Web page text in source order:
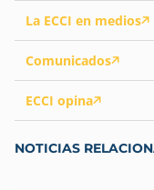
La ECCI en medios
Comunicados
ECCI opina
NOTICIAS